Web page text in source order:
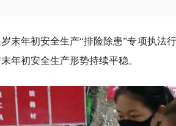
末年初安全生产“排险除患”专项执法
年初安全生产形势持续平稳。